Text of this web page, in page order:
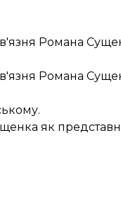
Романа
Романа
як